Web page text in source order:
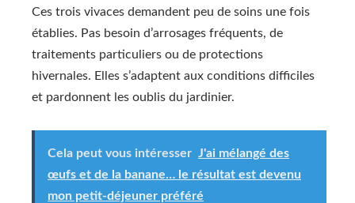
Ces trois vivaces demandent peu de soins une fois
établies. Pas besoin d’arrosages fréquents, de
traitements particuliers ou de protections
hivernales. Elles s’adaptent aux conditions difficiles
et pardonnent les oublis du jardinier.
Cela peut vous intéresser J'ai mélangé des
œufs et de la banane… le résultat est devenu
mon petit-déjeuner préféré